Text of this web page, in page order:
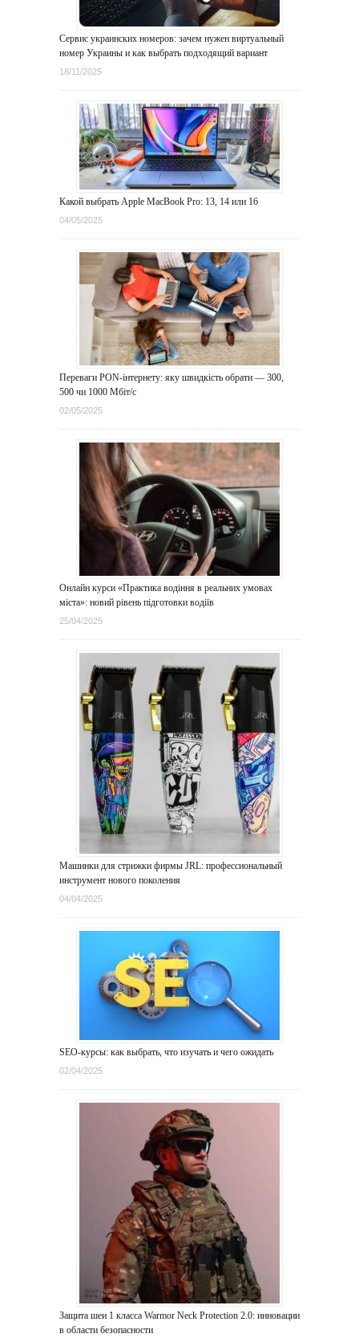
Сервис украинских номеров: зачем нужен виртуальный
номер Украины и как выбрать подходящий вариант
18/11/2025
Какой выбрать Apple MacBook Pro: 13, 14 или 16
04/05/2025
Переваги PON-інтернету: яку швидкість обрати — 300,
500 чи 1000 Мбіт/с
02/05/2025
Онлайн курси «Практика водіння в реальних умовах
міста»: новий рівень підготовки водіїв
25/04/2025
Машинки для стрижки фирмы JRL: профессиональный
инструмент нового поколения
04/04/2025
SEO-курсы: как выбрать, что изучать и чего ожидать
02/04/2025
Защита шеи 1 класса Warmor Neck Protection 2.0: инновации
в области безопасности